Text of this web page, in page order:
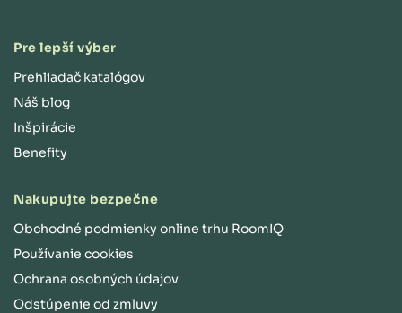
Pre lepší výber
Prehliadač katalógov
Náš blog
Inšpirácie
Benefity
Nakupujte bezpečne
Obchodné podmienky online trhu RoomIQ
Používanie cookies
Ochrana osobných údajov
Odstúpenie od zmluvy